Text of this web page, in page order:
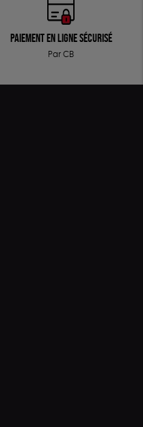
Paiement en ligne sécurisé
Par CB